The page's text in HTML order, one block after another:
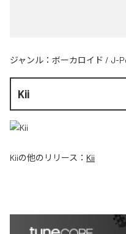
ジャンル： ボーカロイド / J-
Kii
Kiiの他のリリース： Kii